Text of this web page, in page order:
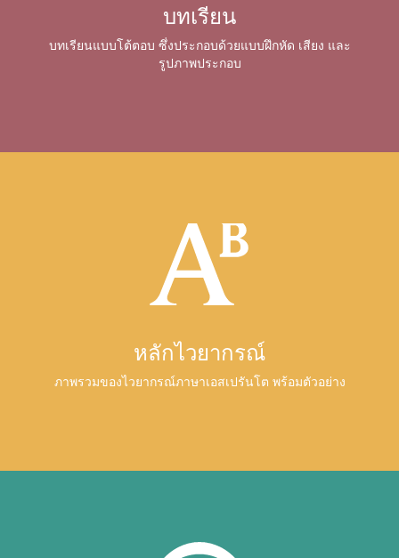
บทเรียน
บทเรียนแบบโต้ตอบ ซึ่งประกอบด้วยแบบฝึกหัด เสียง และ
รูปภาพประกอบ
หลักไวยากรณ์
ภาพรวมของไวยากรณ์ภาษาเอสเปรันโต พร้อมตัวอย่าง